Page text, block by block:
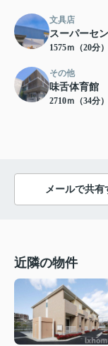
文具店
スーパーセ
1575ｍ（20分）
その他
味舌体育館
2710ｍ（34分）
メールで共有
近隣の物件